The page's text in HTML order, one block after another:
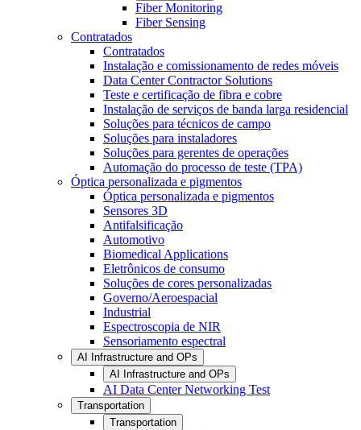
Fiber Monitoring
Fiber Sensing
Contratados
Contratados
Instalação e comissionamento de redes móveis
Data Center Contractor Solutions
Teste e certificação de fibra e cobre
Instalação de serviços de banda larga residencial
Soluções para técnicos de campo
Soluções para instaladores
Soluções para gerentes de operações
Automação do processo de teste (TPA)
Óptica personalizada e pigmentos
Óptica personalizada e pigmentos
Sensores 3D
Antifalsificação
Automotivo
Biomedical Applications
Eletrônicos de consumo
Soluções de cores personalizadas
Governo/Aeroespacial
Industrial
Espectroscopia de NIR
Sensoriamento espectral
AI Infrastructure and OPs
AI Infrastructure and OPs
AI Data Center Networking Test
Transportation
Transportation